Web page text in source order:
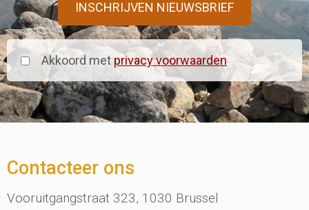
Akkoord met privacy voorwaarden
Contacteer ons
Vooruitgangstraat 323, 1030 Brussel